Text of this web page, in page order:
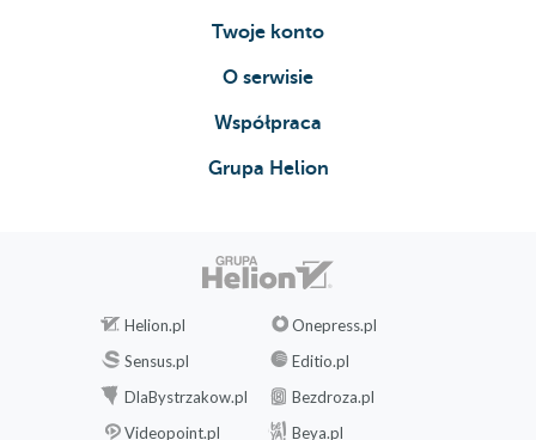
Twoje konto
O serwisie
Współpraca
Grupa Helion
Helion.pl
Onepress.pl
Sensus.pl
Editio.pl
DlaBystrzakow.pl
Bezdroza.pl
Videopoint.pl
Beya.pl